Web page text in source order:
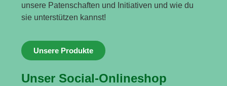
unsere Patenschaften und Initiativen und wie du
sie unterstützen kannst!
Unsere Produkte
Unser Social-Onlineshop